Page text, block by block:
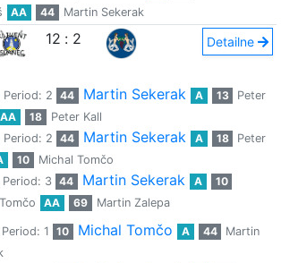
AA 44 Martin Sekerak
12 : 2 Detailne
Period: 2 44 Martin Sekerak A 13
Peter
AA 18
Peter Kall
Period: 2 44 Martin Sekerak A 18
Peter
10
Michal Tomčo
Period: 3 44 Martin Sekerak A
10
AA 69 Martin Zalepa
Period: 1 10 Michal Tomčo A 44
Martin